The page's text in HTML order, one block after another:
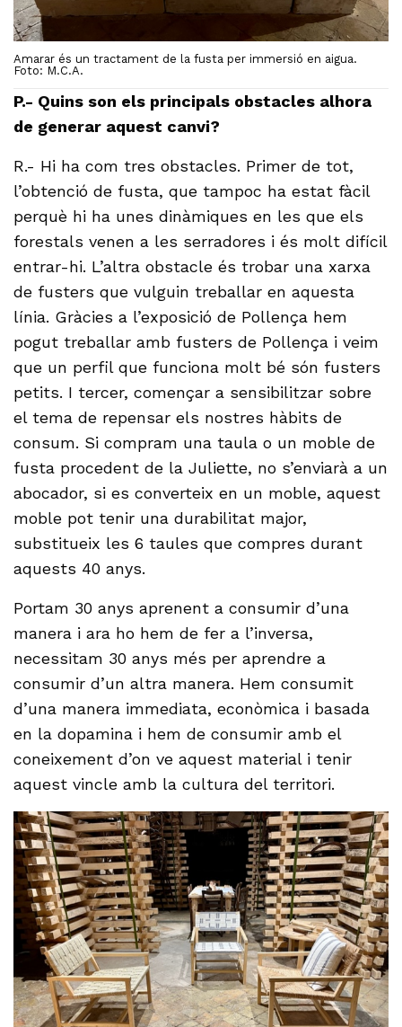
Amarar és un tractament de la fusta per immersió en aigua.
Foto: M.C.A.
P.- Quins son els principals obstacles alhora
de generar aquest canvi?
R.- Hi ha com tres obstacles. Primer de tot,
l’obtenció de fusta, que tampoc ha estat fàcil
perquè hi ha unes dinàmiques en les que els
forestals venen a les serradores i és molt difícil
entrar-hi. L’altra obstacle és trobar una xarxa
de fusters que vulguin treballar en aquesta
línia. Gràcies a l’exposició de Pollença hem
pogut treballar amb fusters de Pollença i veim
que un perfil que funciona molt bé són fusters
petits. I tercer, començar a sensibilitzar sobre
el tema de repensar els nostres hàbits de
consum. Si compram una taula o un moble de
fusta procedent de la Juliette, no s’enviarà a un
abocador, si es converteix en un moble, aquest
moble pot tenir una durabilitat major,
substitueix les 6 taules que compres durant
aquests 40 anys.
Portam 30 anys aprenent a consumir d’una
manera i ara ho hem de fer a l’inversa,
necessitam 30 anys més per aprendre a
consumir d’un altra manera. Hem consumit
d’una manera immediata, econòmica i basada
en la dopamina i hem de consumir amb el
coneixement d’on ve aquest material i tenir
aquest vincle amb la cultura del territori.